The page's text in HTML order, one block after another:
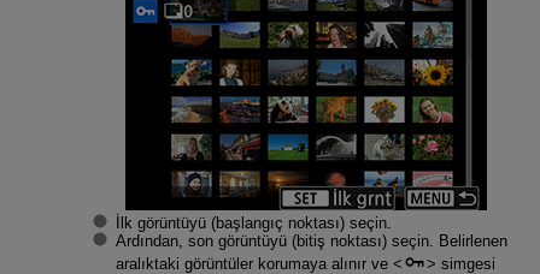
İlk görüntüyü (başlangıç noktası) seçin.
Ardından, son görüntüyü (bitiş noktası) seçin. Belirlenen
aralıktaki görüntüler korumaya alınır ve
simgesi